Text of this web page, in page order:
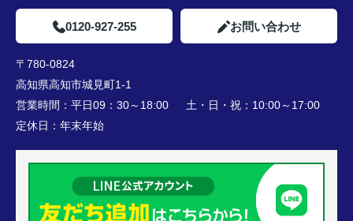
0120-927-255 お問い合わせ
〒780-0824
高知県高知市城見町1-1
営業時間： 平日09：30～18:00 土・日・祝：10:00～17:00
定休日： 年末年始